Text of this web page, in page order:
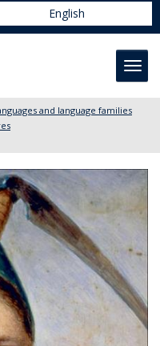
English
and language families